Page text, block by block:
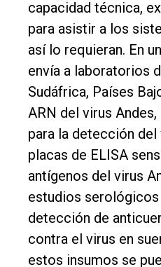
capacidad técnica,
para asistir a los
así lo requieran. En
envía a laboratorios
Sudáfrica, Países
ARN del virus
para la detección del
placas de ELISA
antígenos del virus
estudios
detección de
contra el virus en
estos insumos se